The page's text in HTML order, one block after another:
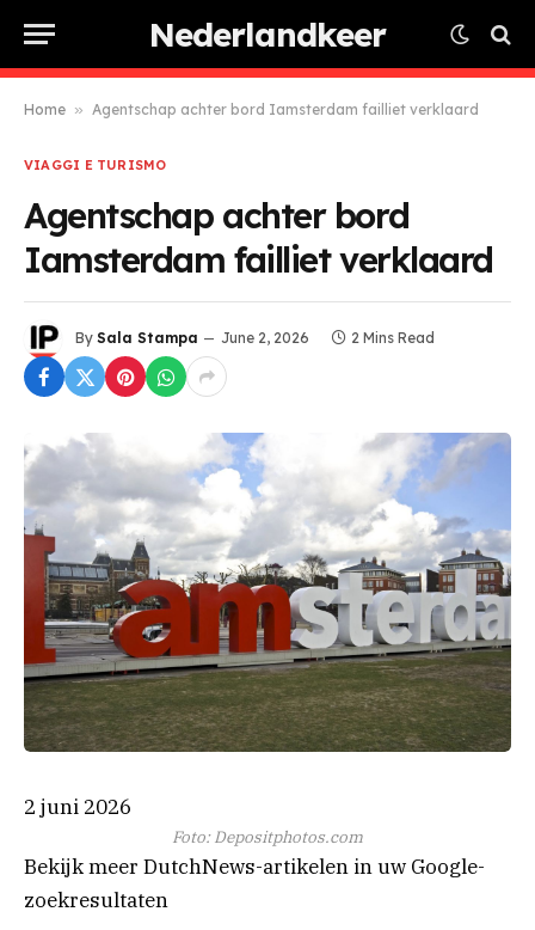
Nederlandkeer
Home » Agentschap achter bord Iamsterdam failliet verklaard
VIAGGI E TURISMO
Agentschap achter bord
Iamsterdam failliet verklaard
By Sala Stampa June 2, 2026 2 Mins Read
2 juni 2026
Foto: Depositphotos.com
Bekijk meer DutchNews-artikelen in uw Google-
zoekresultaten